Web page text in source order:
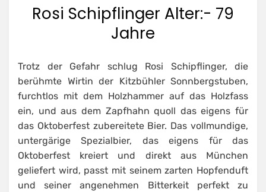
Rosi Schipflinger Alter:- 79
Jahre
Trotz der Gefahr schlug Rosi Schipflinger, die
berühmte Wirtin der Kitzbühler Sonnbergstuben,
furchtlos mit dem Holzhammer auf das Holzfass
ein, und aus dem Zapfhahn quoll das eigens für
das Oktoberfest zubereitete Bier. Das vollmundige,
untergärige Spezialbier, das eigens für das
Oktoberfest kreiert und direkt aus München
geliefert wird, passt mit seinem zarten Hopfenduft
und seiner angenehmen Bitterkeit perfekt zu